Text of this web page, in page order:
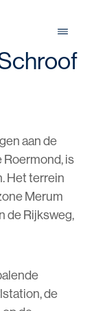
aan de
is
Het terrein
Merum
de Rijksweg,
de